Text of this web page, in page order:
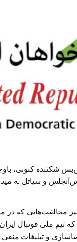
شکننده کنونی،
و سیاتل به
که در
ملی فوتبال
و تبلیغات